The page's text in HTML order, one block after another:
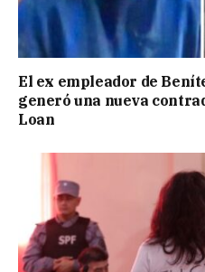
El ex empleador de
generó una nueva
Loan